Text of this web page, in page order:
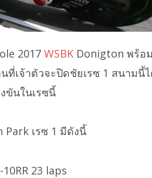
2017 WSBK Donigton พร้อ
เจ้าตัวจะปิดชัยเรซ 1 สนามนี้ไ
ขันในเรซนี้
Park เรซ 1 มีดังนี้
23 laps